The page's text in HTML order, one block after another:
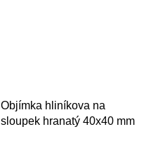
Objímka hliníkova na
sloupek hranatý 40x40 mm